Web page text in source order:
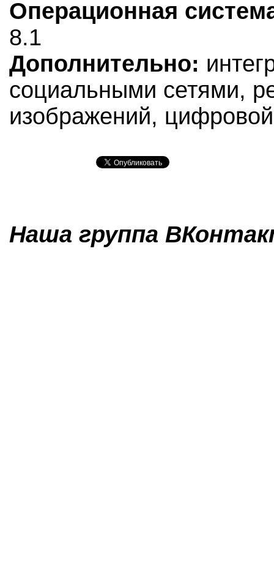
Операционная
8.1
Дополнительно:
социальными сетями,
изображений,
Наша группа